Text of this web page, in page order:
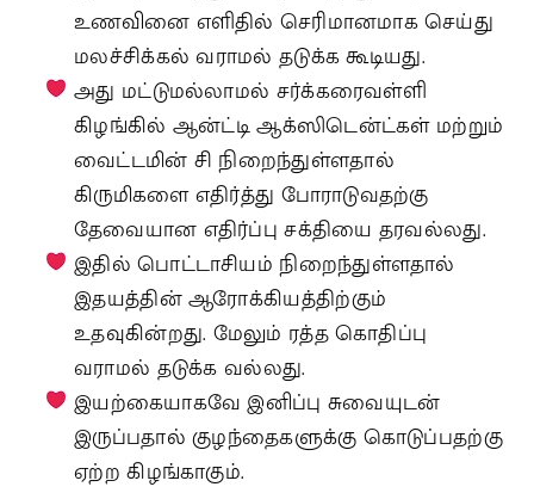
உணவினை எளிதில் செரிமானமாக செய்து
மலச்சிக்கல் வராமல் தடுக்க கூடியது.
அது மட்டுமல்லாமல் சர்க்கரைவள்ளி
கிழங்கில் ஆன்ட்டி ஆக்ஸிடென்ட்கள் மற்றும்
வைட்டமின் சி நிறைந்துள்ளதால்
கிருமிகளை எதிர்த்து போராடுவதற்கு
தேவையான எதிர்ப்பு சக்தியை தரவல்லது.
இதில் பொட்டாசியம் நிறைந்துள்ளதால்
இதயத்தின் ஆரோக்கியத்திற்கும்
உதவுகின்றது. மேலும் ரத்த கொதிப்பு
வராமல் தடுக்க வல்லது.
இயற்கையாகவே இனிப்பு சுவையுடன்
இருப்பதால் குழந்தைகளுக்கு கொடுப்பதற்கு
ஏற்ற கிழங்காகும்.